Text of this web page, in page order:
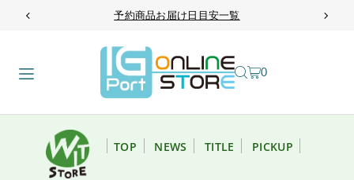
TRANSLATION MISSING: JA.ACCESSIBILITY.SKIP_TO_TEXT
予約商品お届け日目安一覧
0
TOP NEWS TITLE PICKUP